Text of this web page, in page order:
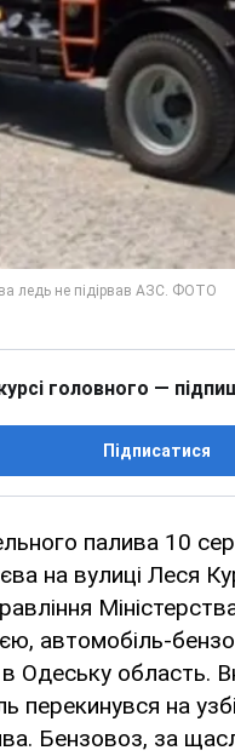
головного —
Підписатися
палива 10
на вулиці Леся
автомобіль-
Одеську область.
перекинувся на
Бензовоз, за